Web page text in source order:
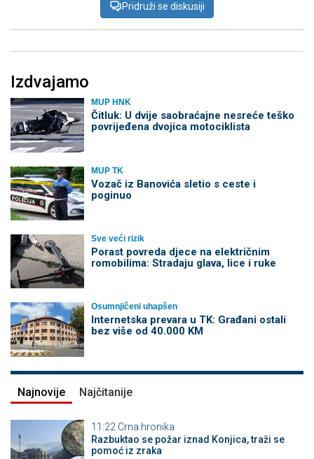
Pridruži se diskusiji
Izdvajamo
MUP HNK
Čitluk: U dvije saobraćajne nesreće teško
povrijeđena dvojica motociklista
MUP TK
Vozač iz Banovića sletio s ceste i
poginuo
Sve veći rizik
Porast povreda djece na električnim
romobilima: Stradaju glava, lice i ruke
Osumnjičeni uhapšen
Internetska prevara u TK: Građani ostali
bez više od 40.000 KM
Najnovije Najčitanije
11:22 Crna hronika
Razbuktao se požar iznad Konjica, traži se
pomoć iz zraka